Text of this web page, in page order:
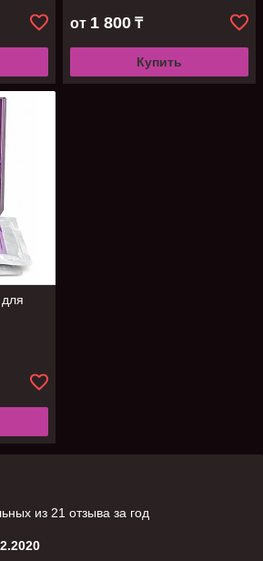
от 1 800 ₸
Купить
из 21 отзыва за год